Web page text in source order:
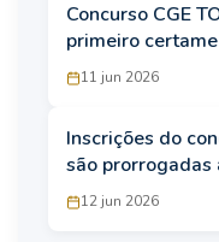
Concurso CGE
primeiro
está a caminho
11 jun 2026
Inscrições do
são
12 jun 2026